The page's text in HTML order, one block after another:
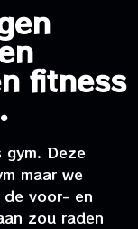
fitness
Deze
maar we
de voor- en
zou raden